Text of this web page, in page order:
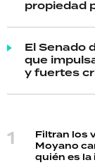
propiedad
El Senado
que
y fuertes
Filtran los
Moyano
quién es